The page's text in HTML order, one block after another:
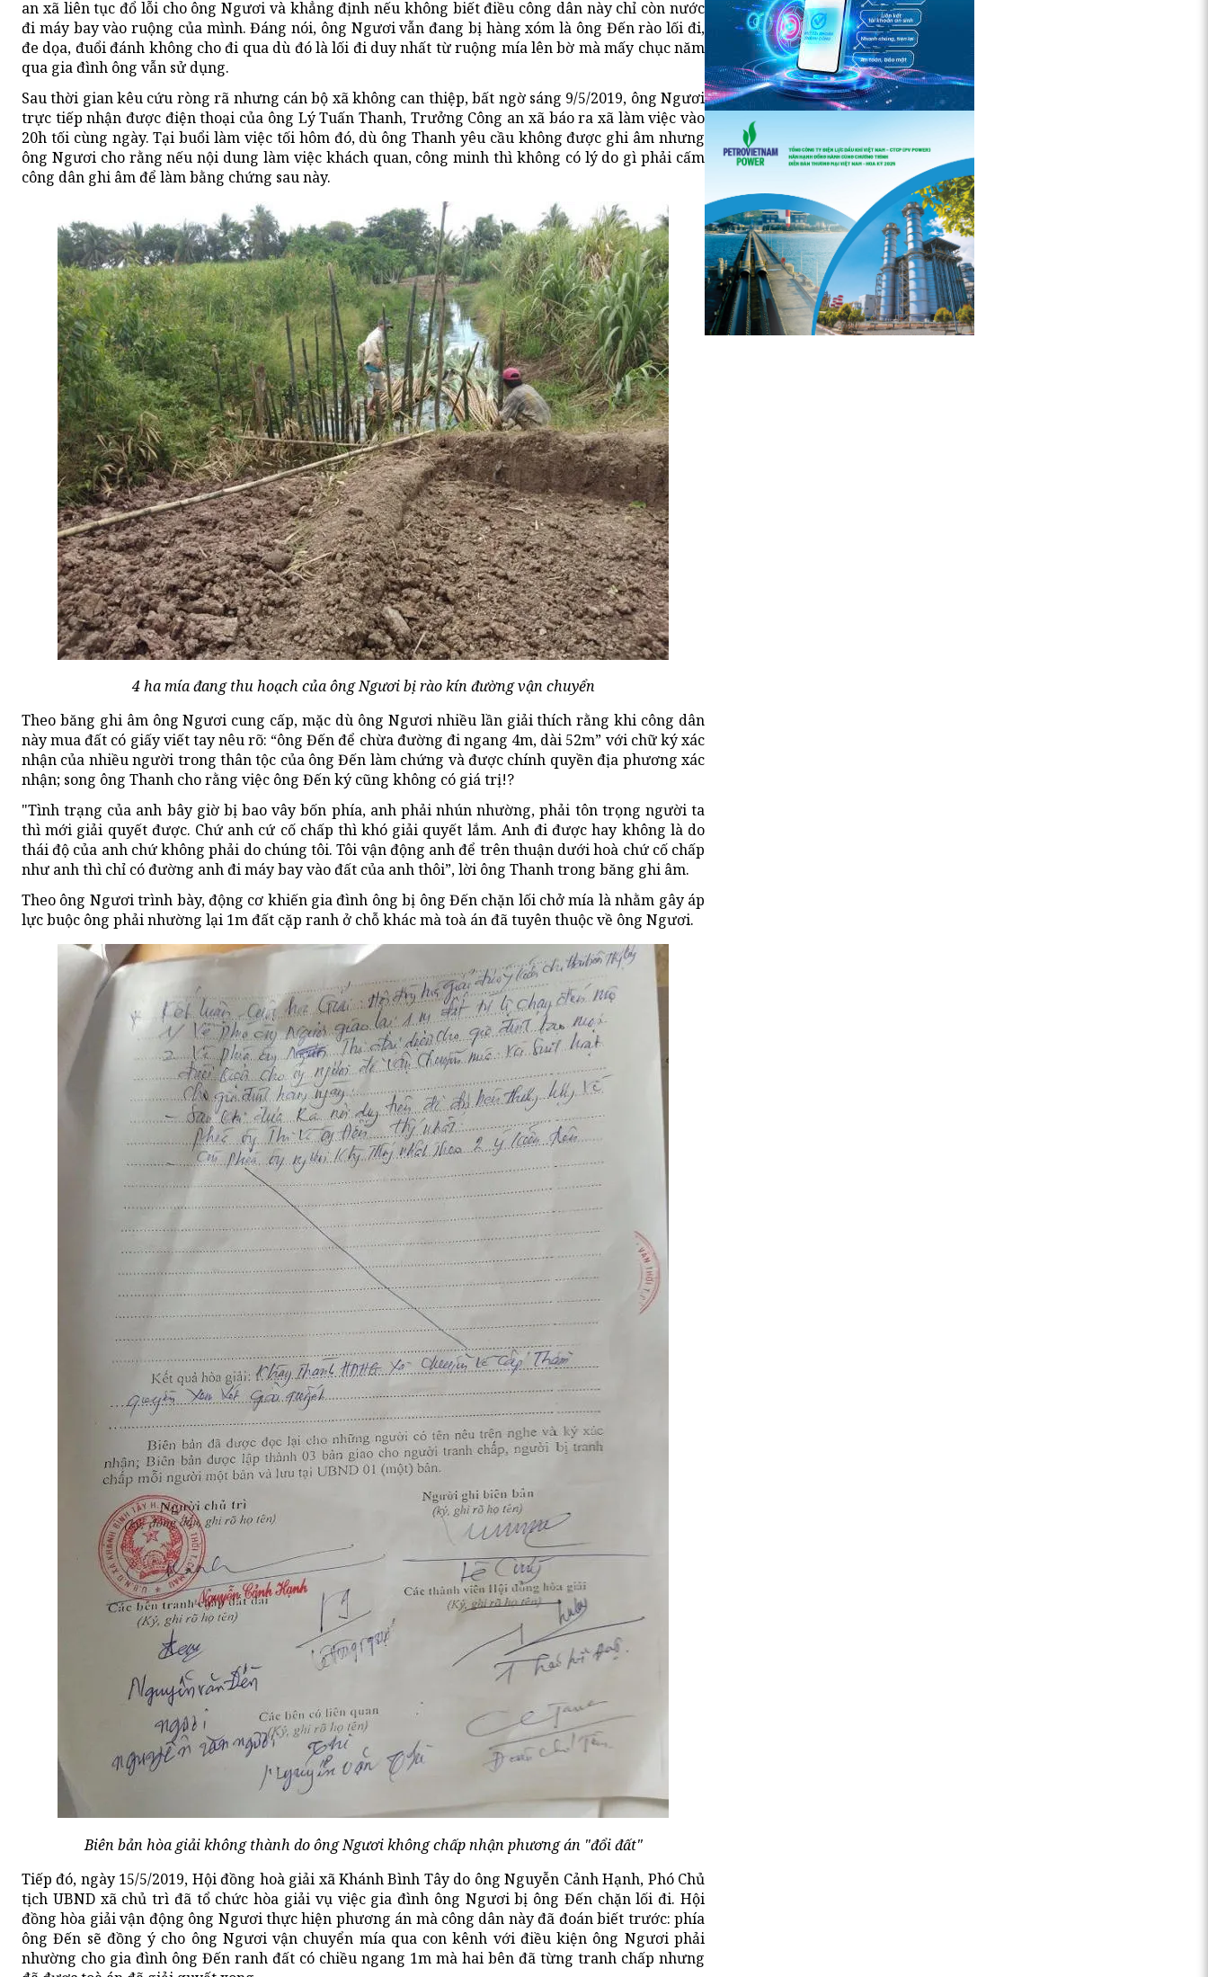
an xã liên tục đổ lỗi cho ông Ngươi và khẳng định nếu không biết điều công dân này chỉ còn nước
đi máy bay vào ruộng của mình. Đáng nói, ông Ngươi vẫn đang bị hàng xóm là ông Đến rào lối đi,
đe dọa, đuổi đánh không cho đi qua dù đó là lối đi duy nhất từ ruộng mía lên bờ mà mấy chục năm
qua gia đình ông vẫn sử dụng.
Sau thời gian kêu cứu ròng rã nhưng cán bộ xã không can thiệp, bất ngờ sáng 9/5/2019, ông Ngươi
trực tiếp nhận được điện thoại của ông Lý Tuấn Thanh, Trưởng Công an xã báo ra xã làm việc vào
20h tối cùng ngày. Tại buổi làm việc tối hôm đó, dù ông Thanh yêu cầu không được ghi âm nhưng
ông Ngươi cho rằng nếu nội dung làm việc khách quan, công minh thì không có lý do gì phải cấm
công dân ghi âm để làm bằng chứng sau này.
4 ha mía đang thu hoạch của ông Ngươi bị rào kín đường vận chuyển
Theo băng ghi âm ông Ngươi cung cấp, mặc dù ông Ngươi nhiều lần giải thích rằng khi công dân
này mua đất có giấy viết tay nêu rõ: “ông Đến để chừa đường đi ngang 4m, dài 52m” với chữ ký xác
nhận của nhiều người trong thân tộc của ông Đến làm chứng và được chính quyền địa phương xác
nhận; song ông Thanh cho rằng việc ông Đến ký cũng không có giá trị!?
"Tình trạng của anh bây giờ bị bao vây bốn phía, anh phải nhún nhường, phải tôn trọng người ta
thì mới giải quyết được. Chứ anh cứ cố chấp thì khó giải quyết lắm. Anh đi được hay không là do
thái độ của anh chứ không phải do chúng tôi. Tôi vận động anh để trên thuận dưới hoà chứ cố chấp
như anh thì chỉ có đường anh đi máy bay vào đất của anh thôi”, lời ông Thanh trong băng ghi âm.
Theo ông Ngươi trình bày, động cơ khiến gia đình ông bị ông Đến chặn lối chở mía là nhằm gây áp
lực buộc ông phải nhường lại 1m đất cặp ranh ở chỗ khác mà toà án đã tuyên thuộc về ông Ngươi.
Biên bản hòa giải không thành do ông Ngươi không chấp nhận phương án "đổi đất"
Tiếp đó, ngày 15/5/2019, Hội đồng hoà giải xã Khánh Bình Tây do ông Nguyễn Cảnh Hạnh, Phó Chủ
tịch UBND xã chủ trì đã tổ chức hòa giải vụ việc gia đình ông Ngươi bị ông Đến chặn lối đi. Hội
đồng hòa giải vận động ông Ngươi thực hiện phương án mà công dân này đã đoán biết trước: phía
ông Đến sẽ đồng ý cho ông Ngươi vận chuyển mía qua con kênh với điều kiện ông Ngươi phải
nhường cho gia đình ông Đến ranh đất có chiều ngang 1m mà hai bên đã từng tranh chấp nhưng